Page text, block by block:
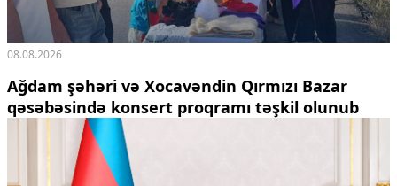
08.08.2026
Ağdam şəhəri və Xocavəndin Qırmızı Bazar
qəsəbəsində konsert proqramı təşkil olunub